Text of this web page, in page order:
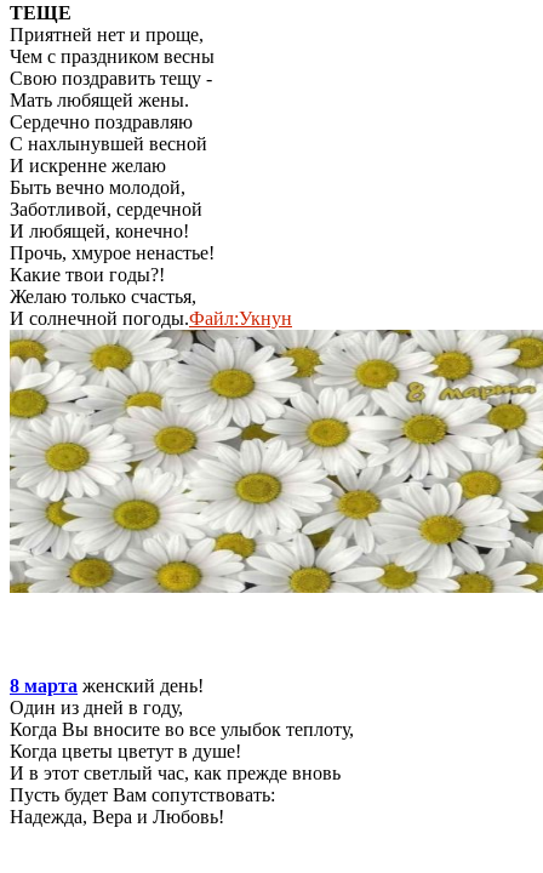
ТЕЩЕ
Приятней нет и проще,
Чем с праздником весны
Свою поздравить тещу -
Мать любящей жены.
Сердечно поздравляю
С нахлынувшей весной
И искренне желаю
Быть вечно молодой,
Заботливой, сердечной
И любящей, конечно!
Прочь, хмурое ненастье!
Какие твои годы?!
Желаю только счастья,
И солнечной погоды.Файл:Укнун
8 марта женский день!
Один из дней в году,
Когда Вы вносите во все улыбок теплоту,
Когда цветы цветут в душе!
И в этот светлый час, как прежде вновь
Пусть будет Вам сопутствовать:
Надежда, Вера и Любовь!